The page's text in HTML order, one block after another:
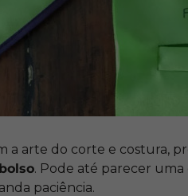
a arte do corte e costura,
. Pode até parecer uma
paciência.